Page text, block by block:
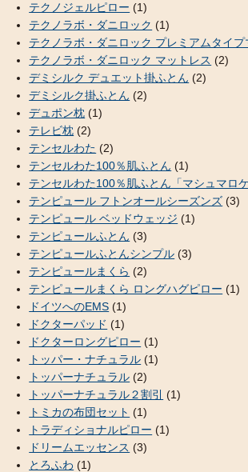
テクノジェルピロー (1)
テクノラボ・ダニロック (1)
テクノラボ・ダニロック プレミアムタイプ
テクノラボ・ダニロック マットレス (2)
デミシルク デュエット掛ふとん (2)
デミシルク掛ふとん (2)
デュポン枕 (1)
テレビ枕 (2)
テンセルわた (2)
テンセルわた100％肌ふとん (1)
テンセルわた100％肌ふとん「マシュマロケ
テンピュール フトンオールシーズンズ (3)
テンピュール ベッドウェッジ (1)
テンピュールふとん (3)
テンピュールふとんシンプル (3)
テンピュールまくら (2)
テンピュールまくら ロングハグピロー (1)
ドイツへのEMS (1)
ドクターパッド (1)
ドクターロングピロー (1)
トッパー・ナチュラル (1)
トッパーナチュラル (2)
トッパーナチュラル２割引
(1)
トミカの布団セット (1)
トラディショナルピロー (1)
ドリームエッセンス (3)
とろふわ (1)